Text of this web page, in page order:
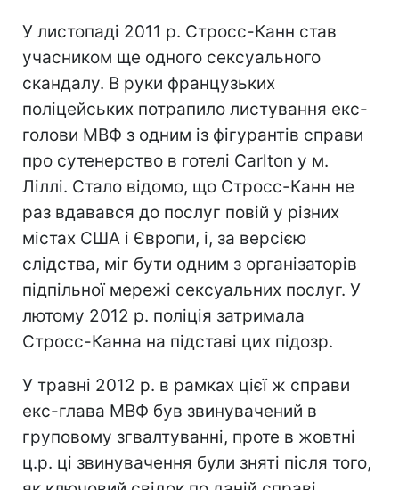
У листопаді 2011 р. Стросс-Канн став
учасником ще одного сексуального
скандалу. В руки французьких
поліцейських потрапило листування екс-
голови МВФ з одним із фігурантів справи
про сутенерство в готелі Carlton у м.
Ліллі. Стало відомо, що Стросс-Канн не
раз вдавався до послуг повій у різних
містах США і Європи, і, за версією
слідства, міг бути одним з організаторів
підпільної мережі сексуальних послуг. У
лютому 2012 р. поліція затримала
Стросс-Канна на підставі цих підозр.
У травні 2012 р. в рамках цієї ж справи
екс-глава МВФ був звинувачений в
груповому згвалтуванні, проте в жовтні
ц.р. ці звинувачення були зняті після того,